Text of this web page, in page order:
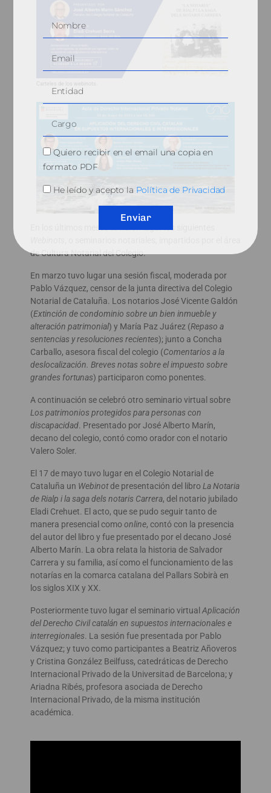
Carteles de los webinots.
En los últimos meses tuvieron lugar los siguientes
de Cultura Notarial del Colegio.
En marzo tuvo lugar una sesión fiscal, moderada por
Pablo Vázquez, censor de la junta directiva del Colegio
Notarial de Cataluña. Los notarios José Vicente Galdón
(Extinción de condominio sobre un bien inmueble y
alteración patrimonial) y María Paz Juárez (Repaso a
sentencias y resoluciones recientes); junto a Concha
Carballo, asesora fiscal del colegio (Comentarios a la
deslocalización. Breves notas sobre el impuesto sobre
grandes fortunas) participaron como ponentes.
A continuación se celebró otro seminario virtual sobre
Los patrimonios protegidos para personas con
discapacidad. Presentado por José Alberto Marín,
decano del colegio, contó como orador con el notario
Valero Soler.
El 17 de mayo tuvo lugar en el Colegio Notarial de
Cataluña un Webinotde presentación del libro La Notaria
de Rialp i la saga dels notaris Carrera, del notario jubilado
Eladi Crehuet. El acto, que se pudo seguir tanto de
manera presencial como online, contó con la presencia
del autor del libro y fue presentado por el decano José
Alberto Marín. La obra relata la historia de Salvador
Carrera y su familia, así como el funcionamiento de las
notarías en la comarca catalana del Pallars Sobirà en
los siglos XIX y XX.
Posteriormente tuvo lugar el seminario virtual Aplicación
del Derecho Civil catalán en supuestos internacionales e
interregionales. La sesión fue presentada por Pablo
Vázquez; y tuvo como participantes a Beatriz Añoveros
y Cristina González Beilfuss, catedráticas de Derecho
Internacional Privado de la Universitad de Barcelona; y
Ariadna Ribés, profesora asociada de Derecho
Internacional Privado, de la misma institución
académica.
Quiero recibir en el email una copia en
formato PDF
He leído y acepto la Política de Privacidad
Enviar